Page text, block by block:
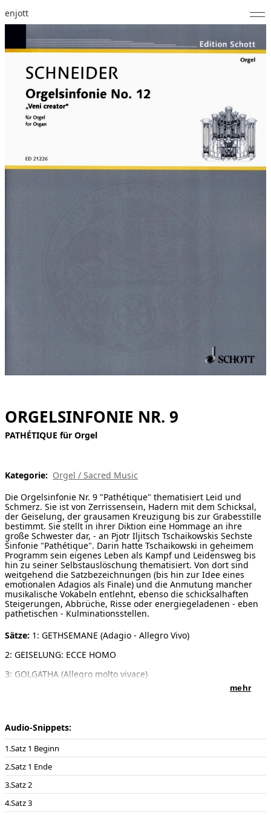
enjott
Home
Selected Works
Werkverzeichnis
About
Publikationen
[ Suche ]
english
Audio-Snippets:
Satz 1 Beginn
Satz 1 Ende
Satz 2
Satz 3
ORGELSINFONIE NR. 9
PATHÉTIQUE für Orgel
Kategorie: Orgel / Sacred Music
Die Orgelsinfonie Nr. 9 "Pathétique" thematisiert Leid und
Schmerz. Sie ist von Zerrissensein, Hadern mit dem Schicksal,
der Geiselung, der grausamen Kreuzigung bis zur Grabesstille
bestimmt. Sie stellt in ihrer Diktion eine Hommage an ihre
große Schwester dar, - an Pjotr Iljitsch Tschaikowskis Sechste
Sinfonie "Pathétique". Darin hatte Tschaikowski in geheimem
Programm sein eigenes Leben als Kampf und Leidensweg bis
hin zu seiner Selbstauslöschung thematisiert. Von dort sind
weitgehend die Satzbezeichnungen (bis hin zur Idee eines
emotionalen Adagios als Finale) und die Anmutung mancher
musikalische Vokabeln entlehnt, ebenso die schicksalhaften
Steigerungen, Abbrüche, Risse oder energiegeladenen - eben
pathetischen - Kulminationsstellen.
Sätze: 1: GETHSEMANE (Adagio - Allegro Vivo)
2: GEISELUNG: ECCE HOMO
3: GOLGATHA (Allegro molto vivace)
4: GRABLEGUNG: MARIA MAGDALENA (Adagio lamentoso)
Notenausgabe:Schott Music , ED 20670 , 2009
Besetzung:Grosse Orgel mit mindestens 3 Manualen
Vorwort:
Griechischen und bedeutet starke Gemütsbewegung, Gefühl,
Leidenschaft oder Leiden. Das Verb dazu bezeichnet "leiden"
oder "erdulden". In den römischen - auf die Rhetorik
mehr